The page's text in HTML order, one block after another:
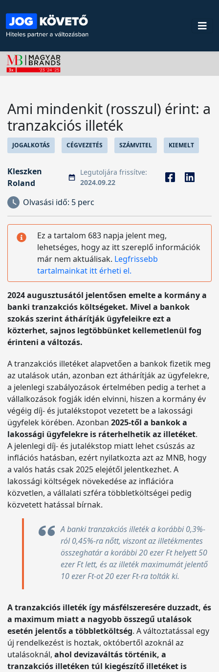
Ami mindenkit (rosszul) érint: a
tranzakciós illeték
JOGALKOTÁS CÉGVEZETÉS SZÁMVITEL KIEMELT
Kleszken
Roland
Legutoljára frissítve:
2024.09.22
Olvasási idő: 5 perc
Ez a tartalom 683 napja jelent meg,
lehetséges, hogy az itt szereplő információk
már nem aktuálisak. Legfrissebb
tartalmainkat itt érheti el.
2024 augusztusától jelentősen emelte a kormány a
banki tranzakciós költségeket. Mivel a bankok
szokás szerint áthárítják ügyfeleikre ezt a
közterhet, sajnos legtöbbünket kellemetlenül fog
érinteni a változás.
A tranzakciós illetéket alapvetően a bankok fizetik meg
az utalások után, azonban ezt áthárítják az ügyfelekre,
a jelenlegi szabályozások értelmében pedig a terhet a
vállalkozások fogják idén elvinni, hiszen a kormány év
végéig díj- és jutalékstopot vezetett be a lakossági
ügyfelek körében. Azonban 2025-től a bankok a
lakossági ügyfelekre is ráterhelhetik az illetéket.
A jelenlegi díj- és jutalékstop miatt lehet csúszás az
inflációs hatásban, ezért nyilatkozta azt az MNB, hogy
a valós hatás csak 2025 elejétől jelentkezhet. A
lakossági költségek növekedése az inflációra
közvetlen, a vállalati szféra többletköltségei pedig
közvetett hatással bírnak.
A banki tranzakciós illeték a korábbi 0,3%-
ról 0,45%-ra nőtt, viszont az illetékmentes
összeghatár a korábbi 20 ezer Ft helyett 50
ezer Ft lett, és az illeték maximumát jelentő
10 ezer Ft-ot 20 ezer Ft-ra tolták ki.
A tranzakciós illeték így másfélszeresére duzzadt, és
a maximum miatt a nagyobb összegű utalások
esetén jelentős a többletköltség. A változtatással egy
új rendelkezést is hoztak, októbertől azoknál az
utalásoknál, ahol devizaváltás történik, a
tranzakciós illetéken túl kiegészítő illetéket is